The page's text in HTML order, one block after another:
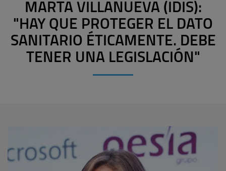
MARTA VILLANUEVA (IDIS):
"HAY QUE PROTEGER EL DATO
SANITARIO ÉTICAMENTE. DEBE
TENER UNA LEGISLACIÓN"